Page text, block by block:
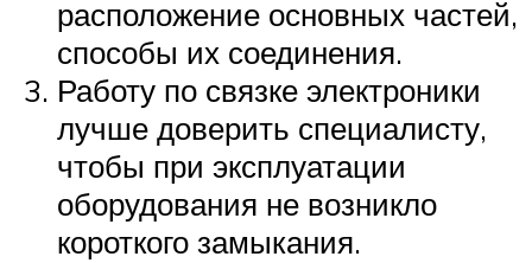
расположение основных частей,
способы их соединения.
Работу по связке электроники
лучше доверить специалисту,
чтобы при эксплуатации
оборудования не возникло
короткого замыкания.